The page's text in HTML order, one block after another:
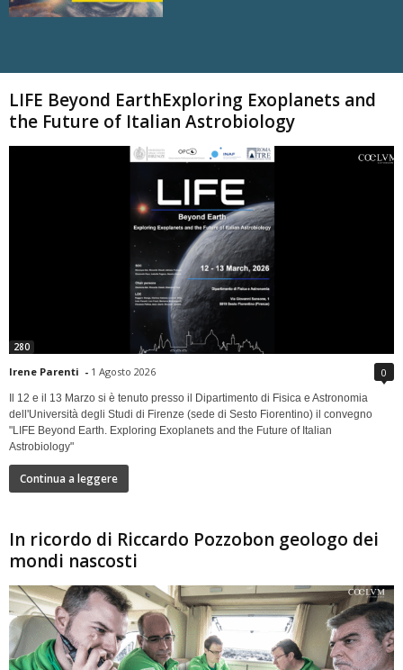
LIFE Beyond EarthExploring Exoplanets and
the Future of Italian Astrobiology
280
Irene Parenti - 1 Agosto 2026 0
Il 12 e il 13 Marzo si è tenuto presso il Dipartimento di Fisica e Astronomia
dell'Università degli Studi di Firenze (sede di Sesto Fiorentino) il convegno
"LIFE Beyond Earth. Exploring Exoplanets and the Future of Italian
Astrobiology"
Continua a leggere
In ricordo di Riccardo Pozzobon geologo dei
mondi nascosti